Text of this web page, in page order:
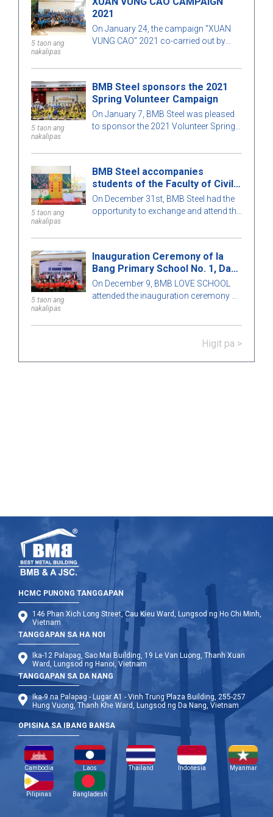
creating good conditional education in
Dak Glei, Kontum
5 taon ang
nakalipas
2021
On January 24, the campaign "XUAN
VUNG CAO" 2021 co-carried out by
companion of Son Dura Vietnam Co.,
Ltd. has ended successfully.
5 taon ang
nakalipas
BMB Steel sponsors the 2021
Spring Volunteer Campaign
On January 7, BMB Steel was pleased
to sponsor the 2021 Volunteer Spring
5 taon ang
nakalipas
BMB Steel accompanies
students of the Faculty of Civil
Engineering
On December 31st, BMB Steel had the
opportunity to exchange and attend the
Technology
5 taon ang
nakalipas
Inauguration Ceremony of Ia
Bang Primary School No. 1, Dak
Doa district, Gia Lai province.
On December 9, BMB LOVE SCHOOL
attended the inauguration ceremony of
Higit pa >
HCMC PUNONG TANGGAPAN
146 Phan Xich Long Street, Cau Kieu Ward, Lungsod ng Ho Chi Minh,
Vietnam
TANGGAPAN SA HA NOI
Ika-12 Palapag, Sao Mai Building, 19 Le Van Luong, Thanh Xuan
Ward, Lungsod ng Hanoi, Vietnam
TANGGAPAN SA DA NANG
Ika-9 na Palapag - Lugar A1 - Vinh Trung Plaza Building, 255-257
Hung Vuong, Thanh Khe Ward, Lungsod ng Da Nang, Vietnam
OPISINA SA IBANG BANSA
Cambodia Laos Thailand Indonesia Myanmar
Pilipinas Bangladesh